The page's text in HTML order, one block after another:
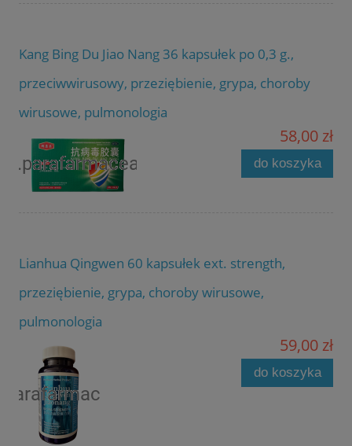
Kang Bing Du Jiao Nang 36 kapsułek po 0,3 g.,
przeciwwirusowy, przeziębienie, grypa, choroby
wirusowe, pulmonologia
58,00 zł
do koszyka
Lianhua Qingwen 60 kapsułek ext. strength,
przeziębienie, grypa, choroby wirusowe,
pulmonologia
59,00 zł
do koszyka